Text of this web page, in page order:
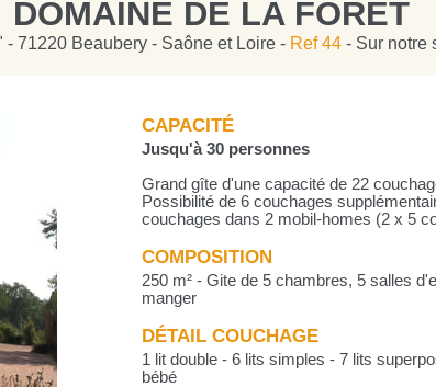
DOMAINE DE LA FORÊT
- 71220 Beaubery - Saône et Loire - Ref 44- Sur notre
CAPACITÉ
Jusqu'à 30 personnes
Grand gîte d'une capacité de 22
Possibilité de 6 couchages
couchages dans 2 mobil-homes (2 x 5
COMPOSITION
250 m² - Gite de 5 chambres, 5 salles
manger
DÉTAIL COUCHAGE
1 lit double - 6 lits simples - 7 lits
bébé